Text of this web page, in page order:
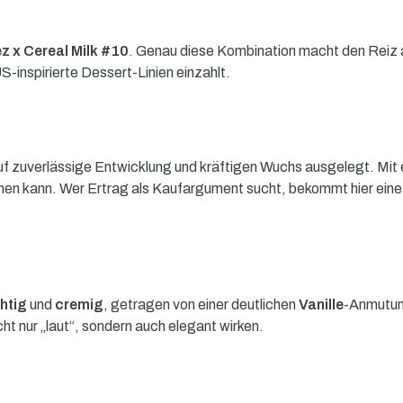
x Cereal Milk #10. Genau diese Kombination macht den
inspirierte Dessert-Linien einzahlt.
Entwicklung und kräftigen Wuchs ausgelegt.
kann. Wer Ertrag als Kaufargument sucht, bekommt hier
und cremig, getragen von einer deutlichenVanille-
nur „laut“, sondern auch elegant wirken.